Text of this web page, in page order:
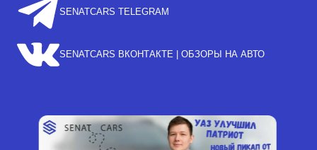
SENATCARS TELEGRAM
SENATCARS ВКОНТАКТЕ | ОБЗОРЫ НА АВТО